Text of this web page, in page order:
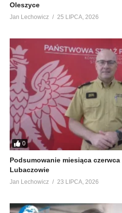
Oleszyce
Jan Lechowicz 25 LIPCA, 2026
0
Podsumowanie miesiąca czerwca
Lubaczowie
Jan Lechowicz 23 LIPCA, 2026